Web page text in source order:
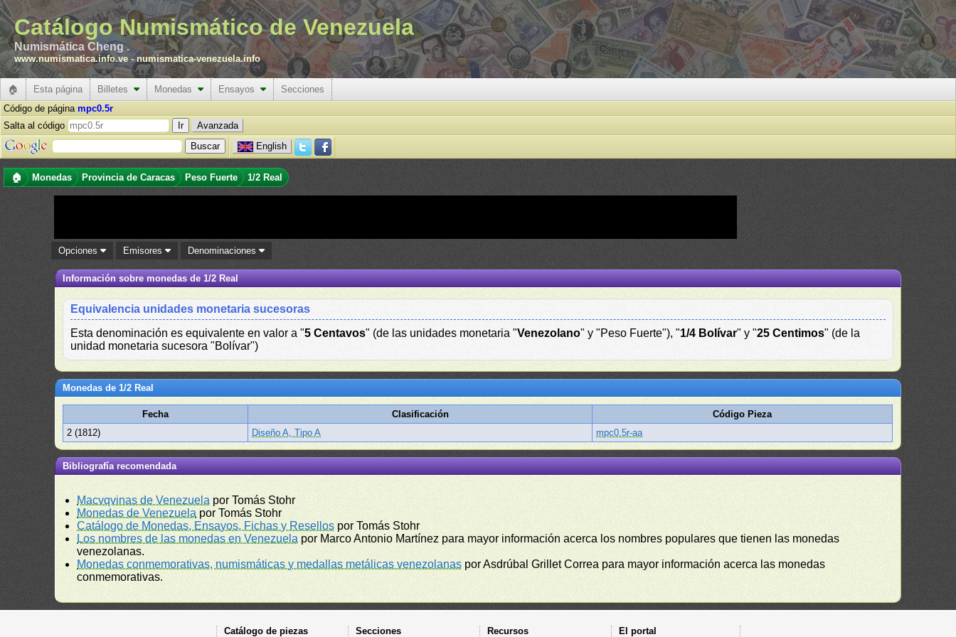
Catálogo Numismático de Venezuela
Numismática Cheng .
www.numismatica.info.ve -numismatica-venezuela.info
🏠 Esta página Billetes Monedas Ensayos
Secciones
Código de página mpc0.5r
Salta al código
Avanzada
English
🏠 Monedas Provincia de Caracas Peso Fuerte 1/2 Real
Opciones Emisores Denominaciones
Información sobre monedas de 1/2 Real
Equivalencia unidades monetaria sucesoras
Esta denominación es equivalente en valor a "5 Centavos" (de las unidades monetaria "Venezolano" y "Peso Fuerte"), "1/4 Bolívar" y "25 Centimos" (de la
unidad monetaria sucesora "Bolívar")
Monedas de 1/2 Real
Fecha Clasificación
Código Pieza
2 (1812)
Diseño A, Tipo A mpc0.5r-aa
Bibliografía recomendada
Macvqvinas de Venezuela por Tomás Stohr
Monedas de Venezuela por Tomás Stohr
Catálogo de Monedas, Ensayos, Fichas y Resellos por Tomás Stohr
Los nombres de las monedas en Venezuela por Marco Antonio Martínez para mayor información acerca los nombres populares que tienen las monedas
venezolanas.
Monedas conmemorativas, numismáticas y medallas metálicas venezolanas por Asdrúbal Grillet Correa para mayor información acerca las monedas
conmemorativas.
Catálogo de piezas Secciones Recursos El portal